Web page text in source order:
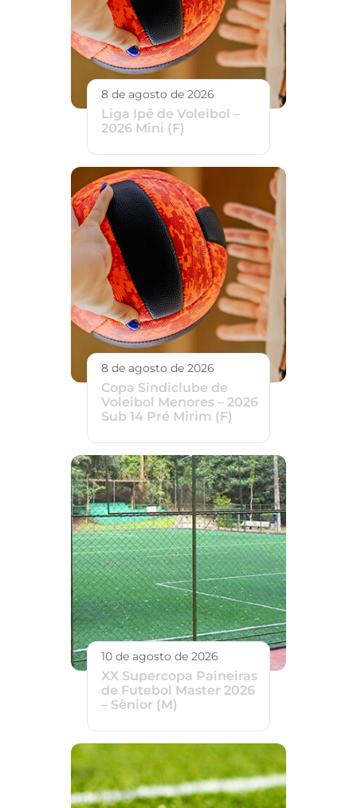
8 de agosto de 2026
Liga Ipê de Voleibol –
2026 Mini (F)
8 de agosto de 2026
Copa Sindiclube de
Voleibol Menores – 2026
Sub 14 Pré Mirim (F)
10 de agosto de 2026
XX Supercopa Paineiras
de Futebol Master 2026
– Sênior (M)